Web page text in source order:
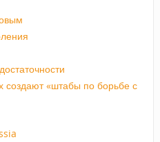
создают «штабы по борьбе с